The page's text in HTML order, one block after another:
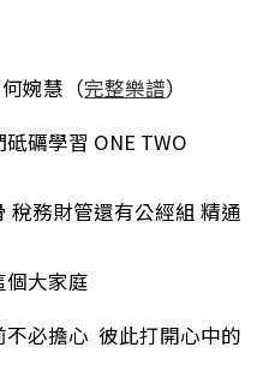
婉慧（完整樂譜）
礪學習 ONE TWO
稅務財管還有公經組 精通
個大家庭
必擔心 彼此打開心中的